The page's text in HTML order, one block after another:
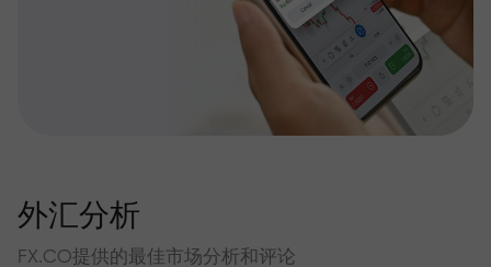
外汇分析
FX.CO提供的最佳市场分析和评论